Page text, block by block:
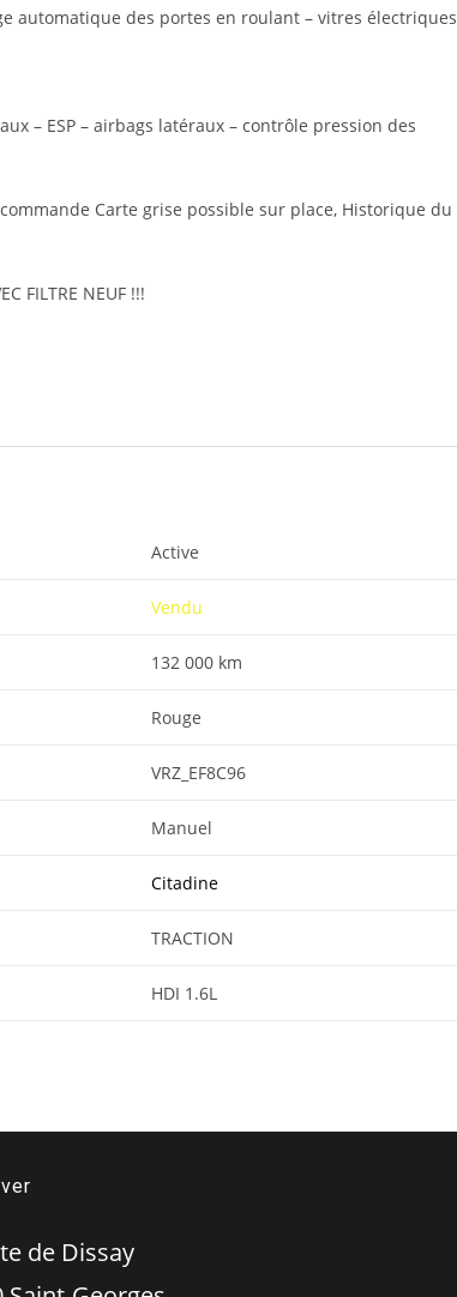
automatique des portes en roulant – vitres électriques
– ESP – airbags latéraux – contrôle pression des
Carte grise possible sur place, Historique du
FILTRE NEUF !!!
Active
Vendu
132 000 km
Rouge
VRZ_EF8C96
Manuel
Citadine
TRACTION
HDI 1.6L
de Dissay